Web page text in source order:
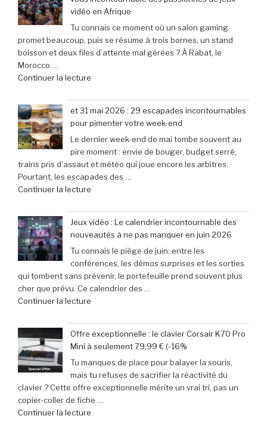
joueurs
connectés,
trois
ans
après
Le
clavier
Corsair
K70
Pro
79,99
€
(-25% »
vidéo en Afrique
Tu connais ce moment où un salon gaming
promet beaucoup, puis se résume à trois bornes, un stand
boisson et deux files d’attente mal gérées ? À Rabat, le
Morocco …
Continuer la lecture
au
Morocco
Gaming
Expo
:
le
rendez-
des
passionnés
de
jeux
vidéo
en
Afrique »
et 31 mai 2026 : 29 escapades incontournables
pour pimenter votre week-end
Le dernier week-end de mai tombe souvent au
pire moment : envie de bouger, budget serré,
trains pris d’assaut et météo qui joue encore les arbitres.
Pourtant, les escapades des …
Continuer la lecture
31
mai
2026
:
29
escapades
incontournables
votre
week-
end »
Jeux vidéo : Le calendrier incontournable des
nouveautés à ne pas manquer en juin 2026
Tu connais le piège de juin: entre les
conférences, les démos surprises et les sorties
qui tombent sans prévenir, le portefeuille prend souvent plus
cher que prévu. Ce calendrier des …
Continuer la lecture
vidéo
:
Le
calendrier
incontournable
des
nouveautés
Offre exceptionnelle : le clavier Corsair K70 Pro
Mini à seulement 79,99 € (-16%
Tu manques de place pour balayer la souris,
mais tu refuses de sacrifier la réactivité du
clavier ? Cette offre exceptionnelle mérite un vrai tri, pas un
copier-coller de fiche …
Continuer la lecture